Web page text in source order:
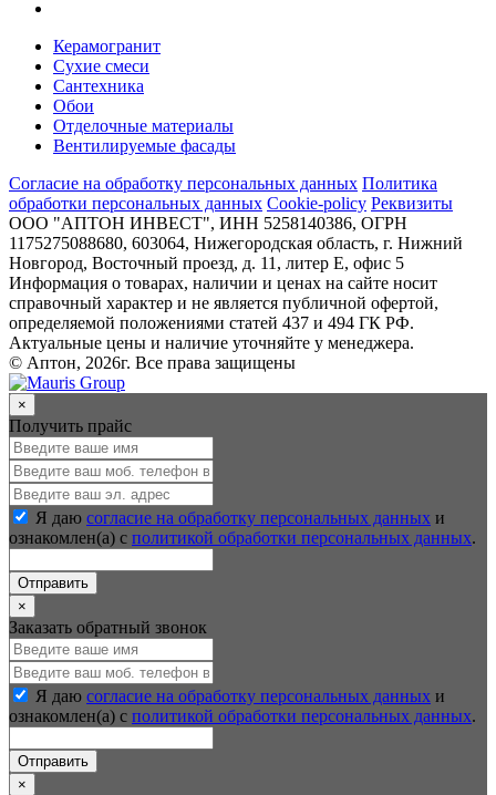
Керамогранит
Сухие смеси
Сантехника
Обои
Отделочные материалы
Вентилируемые фасады
Согласие на обработку персональных данных Политика
обработки персональных данных Cookie-policy Реквизиты
ООО "АПТОН ИНВЕСТ", ИНН 5258140386, ОГРН
1175275088680, 603064, Нижегородская область, г. Нижний
Новгород, Восточный проезд, д. 11, литер Е, офис 5
Информация о товарах, наличии и ценах на сайте носит
справочный характер и не является публичной офертой,
определяемой положениями статей 437 и 494 ГК РФ.
Актуальные цены и наличие уточняйте у менеджера.
© Аптон, 2026г. Все права защищены
×
Получить прайс
Я даю согласие на обработку персональных данных и
ознакомлен(а) с политикой обработки персональных данных.
Отправить
×
Заказать обратный звонок
Я даю согласие на обработку персональных данных и
ознакомлен(а) с политикой обработки персональных данных.
Отправить
×